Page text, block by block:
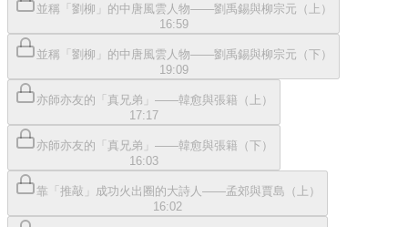
並稱「劉柳」的中唐風雲人物——劉禹錫與柳宗元（上）
16:59
並稱「劉柳」的中唐風雲人物——劉禹錫與柳宗元（下）
19:09
亦師亦友的「真兄弟」——韓愈與張籍（上）
17:17
亦師亦友的「真兄弟」——韓愈與張籍（下）
16:03
靠「推敲」成功火出圈的大詩人——孟郊與賈島（上）
16:02